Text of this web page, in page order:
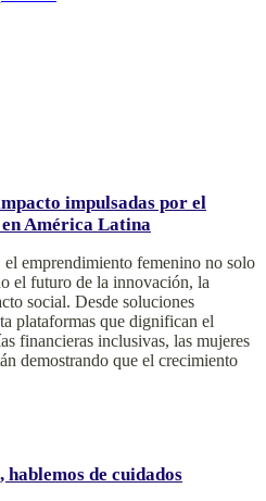
impulsadas por el
América Latina
emprendimiento femenino no solo
el futuro de la innovación, la
social. Desde soluciones
plataformas que dignifican el
financieras inclusivas, las mujeres
demostrando que el crecimiento
de cuidados